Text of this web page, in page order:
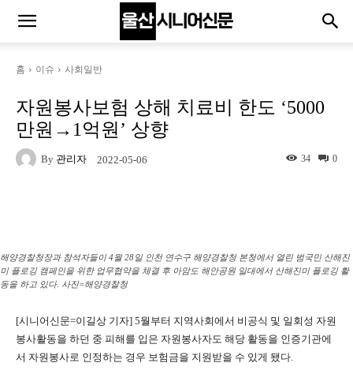
홈 이슈 사회일반
자원봉사보험 상해 치료비 한도 ‘5000
만원→1억원’ 상향
By 관리자 2022-05-06 0
34
해양경찰청장과 참석자들이 4월 28일 인천 연수구 해양경찰청 본청에서 열린 범국민 산해진
미 플로깅 캠페인을 위한 업무협약을 체결 후 아암도 해안공원 일대에서 산해진미 플로깅 활
동을 하고 있다. 사진=해양경찰청
[시니어신문=이길상 기자] 5월부터 지역사회에서 비공식 및 일회성 자원
봉사활동을 하던 중 피해를 입은 자원봉사자도 해당 활동을 인증기관에
서 자원봉사로 인정하는 경우 보험금을 지원받을 수 있게 됐다.